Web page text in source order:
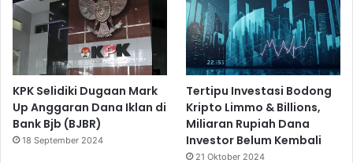
KPK Selidiki Dugaan Mark
Up Anggaran Dana Iklan di
Bank Bjb (BJBR)
18 September 2024
Tertipu Investasi Bodong
Kripto Limmo & Billions,
Miliaran Rupiah Dana
Investor Belum Kembali
21 Oktober 2024